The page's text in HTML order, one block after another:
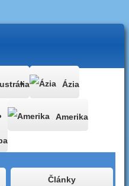
Ázia
Amerika
Články